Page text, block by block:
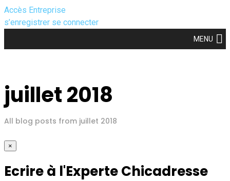
Accès Entreprise
s’enregistrer se connecter
MENU
juillet 2018
All blog posts from juillet 2018
×
Ecrire à l'Experte Chicadresse